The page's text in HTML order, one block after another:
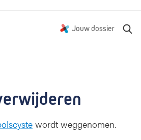
Jouw dossier
wordt weggenomen.